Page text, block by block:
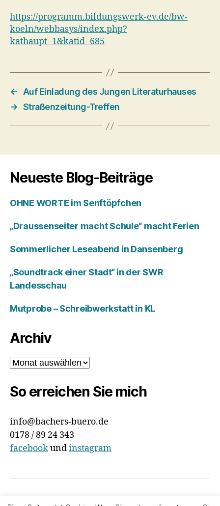
https://programm.bildungswerk-ev.de/bw-
koeln/webbasys/index.php?
kathaupt=1&katid=685
←
Auf Einladung des Jungen Literaturhauses
→ Straßenzeitung-Treffen
Neueste Blog-Beiträge
OHNE WORTE im Senftöpfchen
„Draussenseiter macht Schule“ macht Ferien
Sommerlicher Leseabend in Dansenberg
„Soundtrack einer Stadt“ in der SWR
Landesschau
Mutprobe – Schreibwerkstatt in KL
Archiv
Archiv
So erreichen Sie mich
info@bachers-buero.de
0178 / 89 24 343
facebookundinstagram